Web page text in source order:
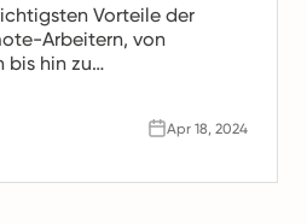
Vorteile der
Arbeitern, von
bis hin zu
der Arbeit sind.
Apr 18, 2024